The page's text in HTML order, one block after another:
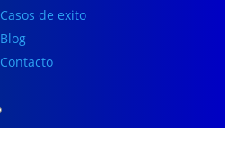
Casos de exito
Blog
Contacto